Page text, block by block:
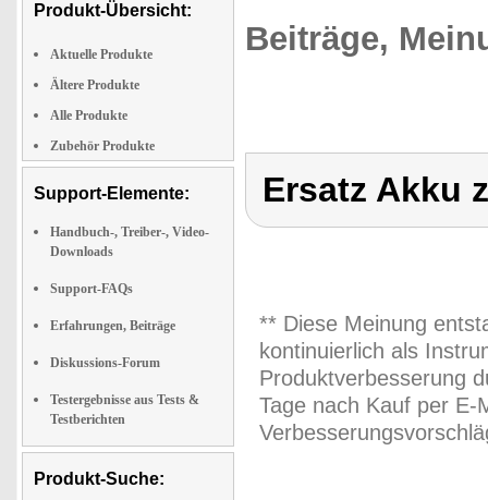
Produkt-Übersicht:
Aktuelle Produkte
Ältere Produkte
Alle Produkte
Zubehör Produkte
Support-Elemente:
Handbuch-, Treiber-, Video-
Downloads
Support-FAQs
Erfahrungen, Beiträge
Diskussions-Forum
Testergebnisse aus Tests &
Testberichten
Produkt-Suche:
Beiträge,
Ersatz Akku
** Diese Meinung
kontinuierlich als
Produktverbesserung
Tage nach Kauf per E-